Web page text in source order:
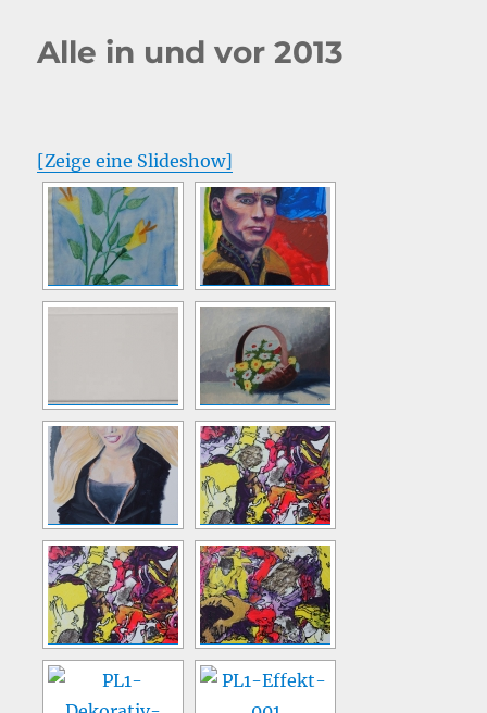
Alle in und vor 2013
[Zeige eine Slideshow]